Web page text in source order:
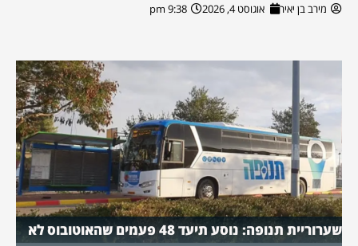
מירב בן יאיר אוגוסט 4, 2026 9:38 pm
שערוריית תנופה: נוסע תיעד 48 פעמים שהאוטובוס לא